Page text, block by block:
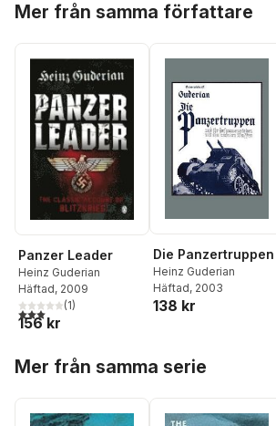
Mer från samma författare
Panzer Leader
Heinz Guderian
Häftad, 2009
3,0utav 5 stjärnor. Totalt antal röster:
(1)
156 kr
Die Panzertruppen
Heinz Guderian
Häftad, 2003
138 kr
Mer från samma serie